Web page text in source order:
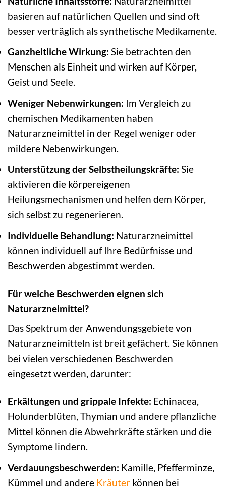
basieren auf natürlichen Quellen und sind oft
besser verträglich als synthetische Medikamente.
Ganzheitliche Wirkung: Sie betrachten den
Menschen als Einheit und wirken auf Körper,
Geist und Seele.
Weniger Nebenwirkungen: Im Vergleich zu
chemischen Medikamenten haben
Naturarzneimittel in der Regel weniger oder
mildere Nebenwirkungen.
Unterstützung der Selbstheilungskräfte: Sie
aktivieren die körpereigenen
Heilungsmechanismen und helfen dem Körper,
sich selbst zu regenerieren.
Individuelle Behandlung: Naturarzneimittel
können individuell auf Ihre Bedürfnisse und
Beschwerden abgestimmt werden.
Für welche Beschwerden eignen sich
Naturarzneimittel?
Das Spektrum der Anwendungsgebiete von
Naturarzneimitteln ist breit gefächert. Sie können
bei vielen verschiedenen Beschwerden
eingesetzt werden, darunter:
Erkältungen und grippale Infekte: Echinacea,
Holunderblüten, Thymian und andere pflanzliche
Mittel können die Abwehrkräfte stärken und die
Symptome lindern.
Verdauungsbeschwerden: Kamille, Pfefferminze,
Kümmel und andere Kräuter können bei